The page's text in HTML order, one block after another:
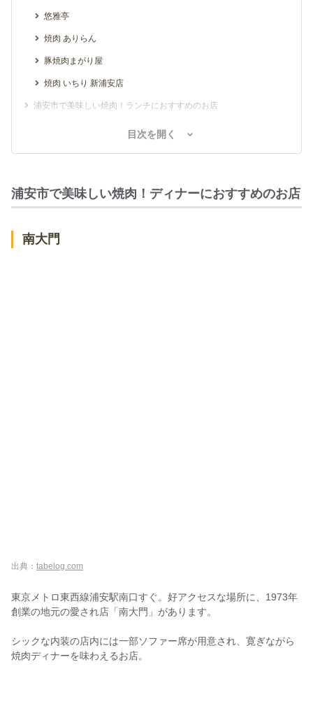
悠雅亭
焼肉 ありらん
豚焼肉まがり屋
焼肉 いちり 新浦安店
浦安市で美味しい焼肉！ランチにおすすめのお店
焼肉 新羅 MONA新浦安店
浦安市のお隣！市川市で美味しい焼肉のあるお店
Korean Dining テジテジ
目次を開く
浦安市で美味しい焼肉！ディナーにおすすめのお店
南大門
出典： tabelog.com
東京メトロ東西線浦安駅南口すぐ。好アクセスな場所に、1973年
創業の地元の愛され店「南大門」があります。
シックな内装の店内には一部ソファー席が用意され、寛ぎながら
焼肉ディナーを味わえるお店。